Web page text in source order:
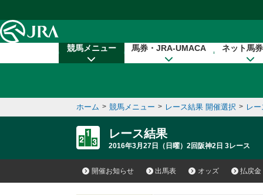
競馬メニュー 馬券・JRA-UMACA ネット馬
ホーム > 競馬メニュー > レース結果 開催選択 > レ
レース結果
2016年3月27日（日曜）2回阪神2日 3レース
開催お知らせ 出馬表 オッズ 払戻金